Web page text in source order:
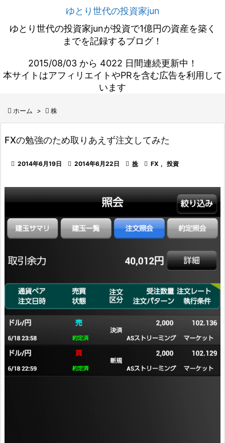
ゆとり世代の投資家jun
ゆとり世代の投資家junが投資で1億円の資産を築く
までを記録するブログ！
2015/08/03 から 4022 日間連続更新中！
本サイトはアフィリエイトやPRを含む広告を利用して
います
 ホーム >  株
FXの勉強のため取りあえず注文してみた
 2014年6月19日  2014年6月22日  株  FX , 投資